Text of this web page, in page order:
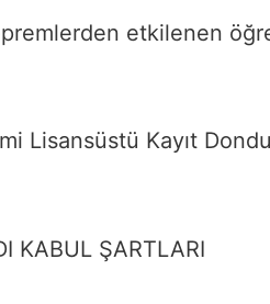
etkilenen
Lisansüstü Kayıt
KABUL ŞARTLARI